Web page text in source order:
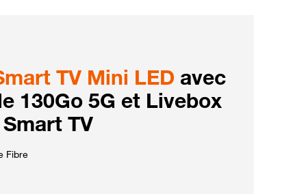
TV Mini LED avec
130Go 5G et Livebox
TV
Fibre